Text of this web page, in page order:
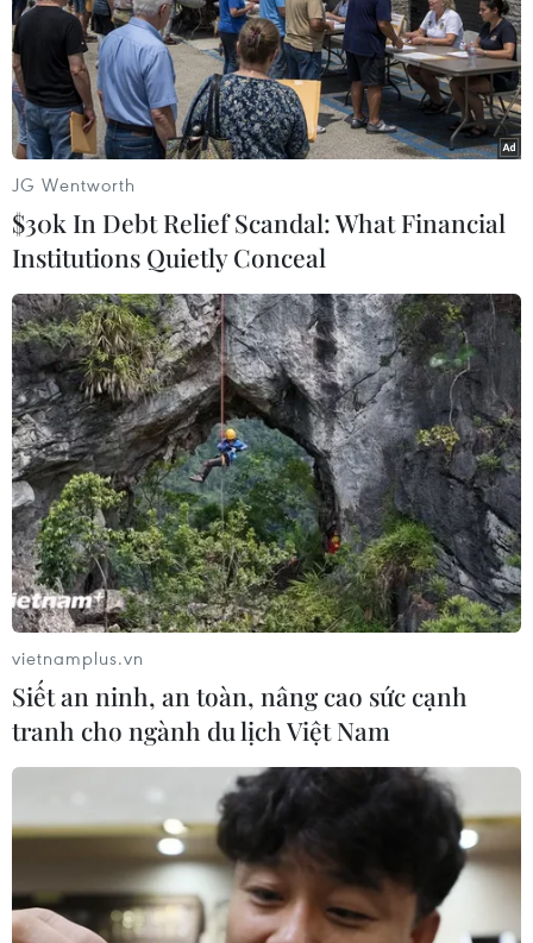
Các tuyến đường bộ cao tốc thúc đẩy phát
triển kinh tế-xã hội
10/06/2022 07:41
Sáng 10/6, Quốc hội thảo luận về chủ trương đầu tư
các dự án xây dựng công trình đường bộ cao tốc Châu
Đốc-Cần Thơ-Sóc Trăng, Khánh Hòa-Buôn Ma Thuột và
Biên Hòa-Vũng Tàu đều ở giai đoạn 1.
JG Wentworth
$30k In Debt Relief Scandal: What Financial
Institutions Quietly Conceal
vietnamplus.vn
Siết an ninh, an toàn, nâng cao sức cạnh
tranh cho ngành du lịch Việt Nam